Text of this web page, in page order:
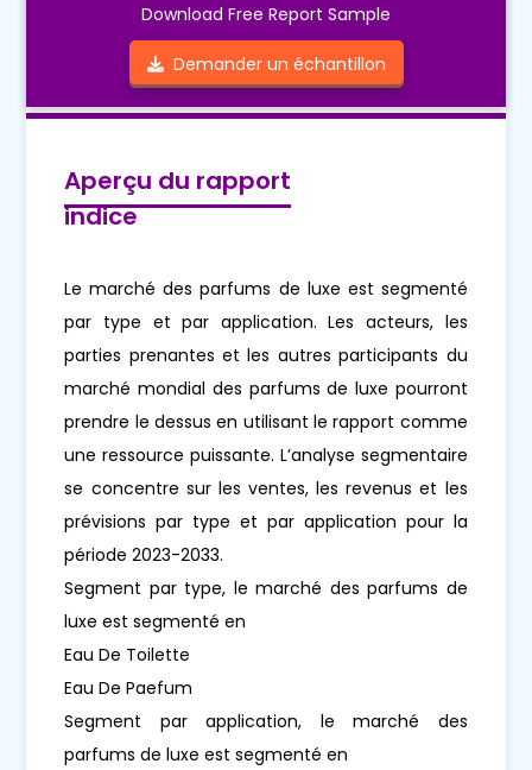
Download Free Report Sample
Demander un échantillon
Aperçu du rapport
indice
Le marché des parfums de luxe est segmenté
par type et par application. Les acteurs, les
parties prenantes et les autres participants du
marché mondial des parfums de luxe pourront
prendre le dessus en utilisant le rapport comme
une ressource puissante. L’analyse segmentaire
se concentre sur les ventes, les revenus et les
prévisions par type et par application pour la
période 2023-2033.
Segment par type, le marché des parfums de
luxe est segmenté en
Eau De Toilette
Eau De Paefum
Segment par application, le marché des
parfums de luxe est segmenté en